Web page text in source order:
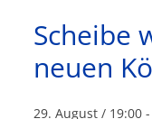
Scheibe
neuen
29. August / 19:00 -